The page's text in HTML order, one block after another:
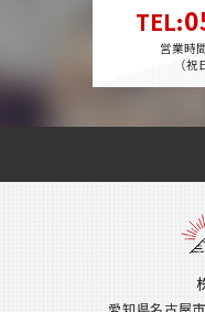
TEL:
営業時
（
愛知県名古屋